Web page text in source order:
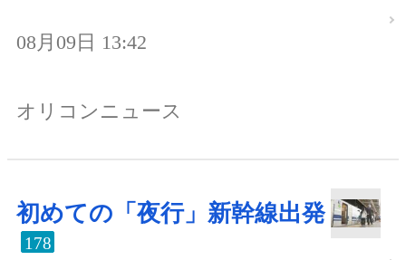
08月09日 13:42
オリコンニュース
初めての「夜行」新幹線出発
178